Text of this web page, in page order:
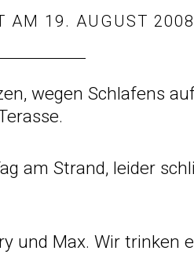
AM 19. AUGUST 2008
wegen Schlafens
am Strand, leider
und Max. Wir trinken